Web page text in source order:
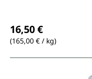
16,50 €
(165,00 € / kg)